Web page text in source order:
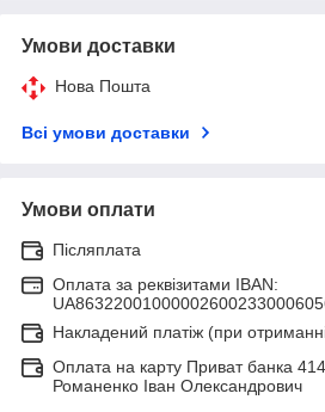
Умови доставки
Нова Пошта
Всі умови доставки
Умови оплати
Післяплата
Оплата за реквізитами IBAN:
Накладений платіж (при
Оплата на карту Приват банка
Романенко Іван Олександрович